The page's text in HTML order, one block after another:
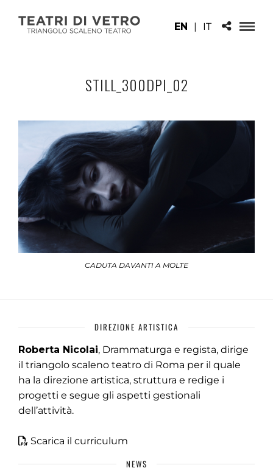
EN | IT
STILL_300DPI_02
CADUTA DAVANTI A MOLTE
DIREZIONE ARTISTICA
Roberta Nicolai, Drammaturga e regista, dirige
il triangolo scaleno teatro di Roma per il quale
ha la direzione artistica, struttura e redige i
progetti e segue gli aspetti gestionali
dell’attività.
Scarica il curriculum
NEWS